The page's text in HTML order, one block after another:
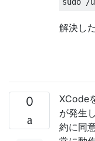
解決し
0
XCode
が発生
約に同